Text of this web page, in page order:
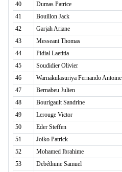
40
Dumas Patrice
41
Bouillon Jack
42
Garjah Ariane
43
Messeant Thomas
44
Pidial Laetitia
45
Soudidier Olivier
46
Warnakulasuriya Fernando Antoine
47
Bernabeu Julien
48
Bourigault Sandrine
49
Lerouge Victor
50
Eder Steffen
51
Joiko Patrick
52
Mohamed Ibrahime
53
Debéthune Samuel